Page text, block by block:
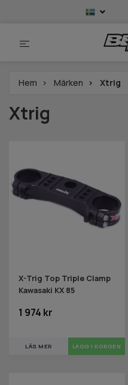
Hem Märken Xtrig
Xtrig
X-Trig Top Triple Clamp
Kawasaki KX 85
1 974 kr
LÄS MER